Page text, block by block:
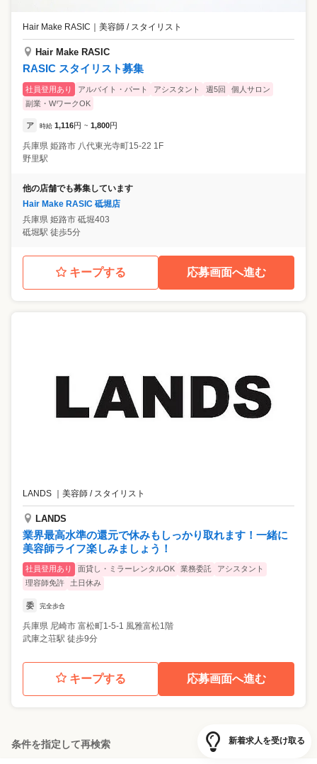
Hair Make RASIC 美容師 / スタイリスト
Hair Make RASIC
RASIC スタイリスト募集
社員登用あり アルバイト・パート アシスタント 週5回
個人サロン
副業・WワークOK
ア 時給 1,116円 ~ 1,800円
兵庫県 姫路市 八代東光寺町15-22 1F
野里駅
他の店舗でも募集しています
Hair Make RASIC 砥堀店
兵庫県 姫路市 砥堀403
砥堀駅 徒歩5分
キープする 応募画面へ進む
LANDS ｜ 美容師 / スタイリスト
LANDS
業界最高水準の還元で休みもしっかり取れます！一緒に
美容師ライフ楽しみましょう！
社員登用あり 面貸し・ミラーレンタルOK 業務委託
アシスタント
理容師免許
土日休み
委 完全歩合
兵庫県 尼崎市 富松町1-5-1 風雅富松1階
武庫之荘駅 徒歩9分
キープする 応募画面へ進む
条件を指定して再検索 新着求人を受け取る